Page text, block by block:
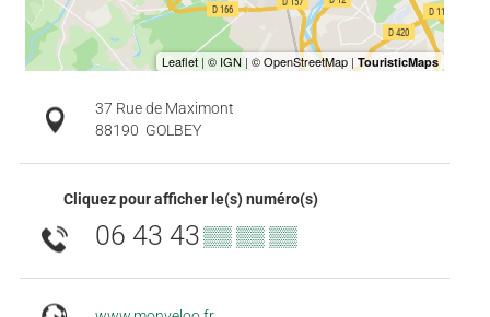
37 Rue de Maximont
88190 GOLBEY
Cliquez pour afficher le(s) numéro(s)
06 43 43▒▒ ▒▒ ▒▒